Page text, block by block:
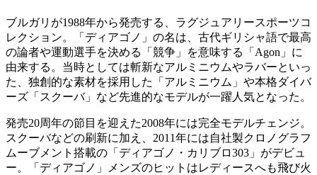
ブルガリが1988年から発売する、ラグジュアリースポーツコ
レクション。「ディアゴノ」の名は、古代ギリシャ語で最高
の論者や運動選手を決める「競争」を意味する「Agon」に
由来する。当時としては斬新なアルミニウムやラバーといっ
た、独創的な素材を採用した「アルミニウム」や本格ダイバ
ーズ「スクーバ」など先進的なモデルが一躍人気となった。
発売20周年の節目を迎えた2008年には完全モデルチェンジ。
スクーバなどの刷新に加え、2011年には自社製クロノグラフ
ムーブメント搭載の「ディアゴノ・カリブロ303」がデビュ
ー。「ディアゴノ」メンズのヒットはレディースへも飛び火